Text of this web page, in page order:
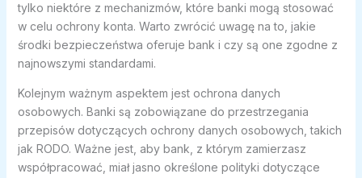
tylko niektóre z mechanizmów, które banki mogą stosować
w celu ochrony konta. Warto zwrócić uwagę na to, jakie
środki bezpieczeństwa oferuje bank i czy są one zgodne z
najnowszymi standardami.
Kolejnym ważnym aspektem jest ochrona danych
osobowych. Banki są zobowiązane do przestrzegania
przepisów dotyczących ochrony danych osobowych, takich
jak RODO. Ważne jest, aby bank, z którym zamierzasz
współpracować, miał jasno określone polityki dotyczące